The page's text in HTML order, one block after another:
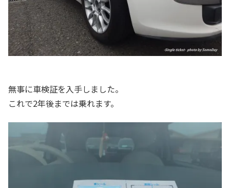
無事に車検証を入手しました。
これで2年後までは乗れます。